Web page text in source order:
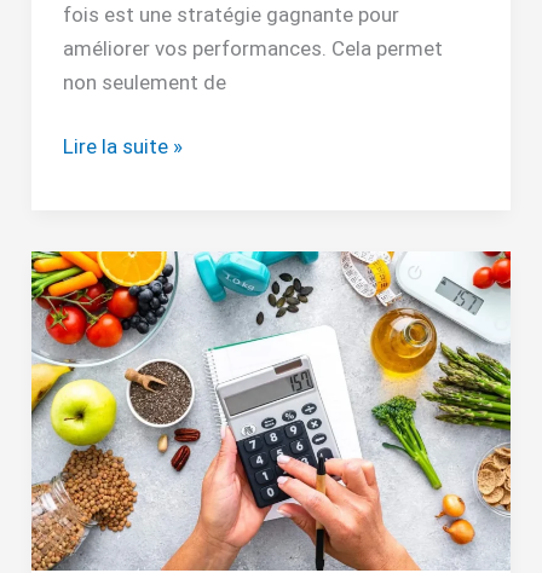
fois est une stratégie gagnante pour
améliorer vos performances. Cela permet
non seulement de
Lire la suite »
Comment
être
en
déficit
calorique
efficacement
?